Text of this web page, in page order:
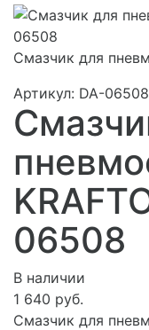
Смазчик для
Артикул: DA-06508
06508
В наличии
1 640 руб.
Смазчик для